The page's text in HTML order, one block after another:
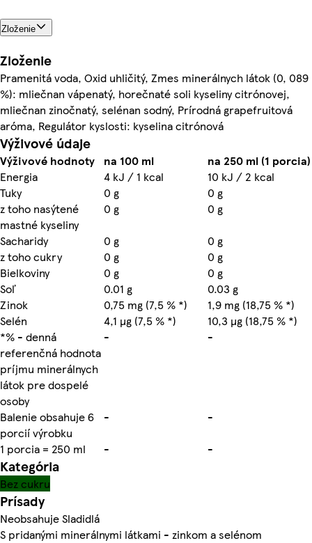
Zloženie
Zloženie
Pramenitá voda, Oxid uhličitý, Zmes minerálnych látok (0, 089
%): mliečnan vápenatý, horečnaté soli kyseliny citrónovej,
mliečnan zinočnatý, selénan sodný, Prírodná grapefruitová
aróma, Regulátor kyslosti: kyselina citrónová
Výživové údaje
Výživové hodnoty na 100 ml
na 250 ml (1 porcia)
Energia
4 kJ / 1 kcal
10 kJ / 2 kcal
Tuky
0 g
0 g
z toho nasýtené
mastné kyseliny
0 g
0 g
Sacharidy
0 g
0 g
z toho cukry
0 g
0 g
Bielkoviny
0 g
0 g
Soľ
0.01 g
0.03 g
Zinok
0,75 mg (7,5 % *)
1,9 mg (18,75 % *)
Selén
4,1 µg (7,5 % *)
10,3 µg (18,75 % *)
*% - denná
referenčná hodnota
príjmu minerálnych
látok pre dospelé
osoby
- -
Balenie obsahuje 6
porcií výrobku
-
-
1 porcia = 250 ml
- -
Kategória
Bez cukru
Prísady
Neobsahuje Sladidlá
S pridanými minerálnymi látkami - zinkom a selénom